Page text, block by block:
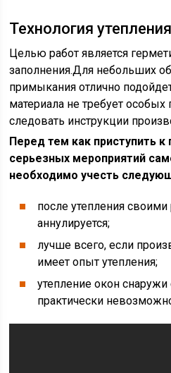
Технология
Целью работ является
заполнения.Для небольших
примыкания отлично
материала не требует
следовать инструкции
Перед тем как приступить
серьезных мероприятий
необходимо учесть
после утепления
аннулируется;
лучше всего, если
имеет опыт утепления;
утепление окон снаружи
практически